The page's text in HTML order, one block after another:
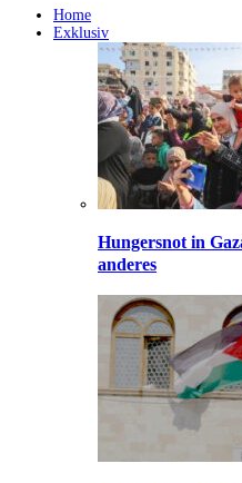
Home
Exklusiv
Hungersnot in
anderes